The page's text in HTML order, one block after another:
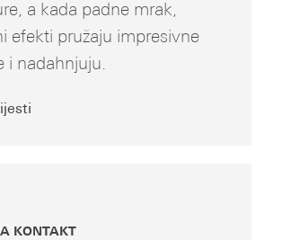
a kada padne mrak,
efekti pružaju impresivne
i nadahnjuju.
KONTAKT